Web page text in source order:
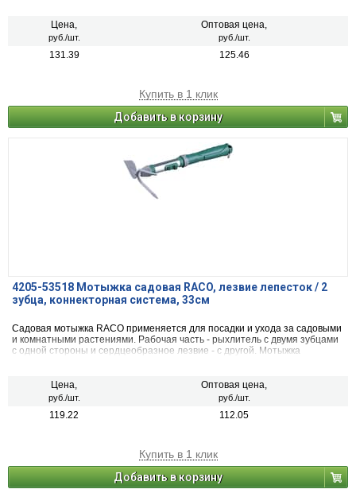
Цена,
руб./шт.
Оптовая цена,
руб./шт.
131.39 125.46
Купить в 1 клик
Добавить в корзину
4205-53518 Мотыжка садовая RACO, лезвие лепесток / 2
зубца, коннекторная система, 33см
Садовая мотыжка RACO применяется для посадки и ухода за садовыми
и комнатными растениями. Рабочая часть - рыхлитель с двумя зубцами
с одной стороны и сердцеобразное лезвие - с другой. Мотыжка
увеличения срока эксплуатации. За счет отверстия на конце рукоятке
можно хранить инструмент в подвешенном состоянии.
Цена,
руб./шт.
Оптовая цена,
руб./шт.
119.22 112.05
Купить в 1 клик
Добавить в корзину